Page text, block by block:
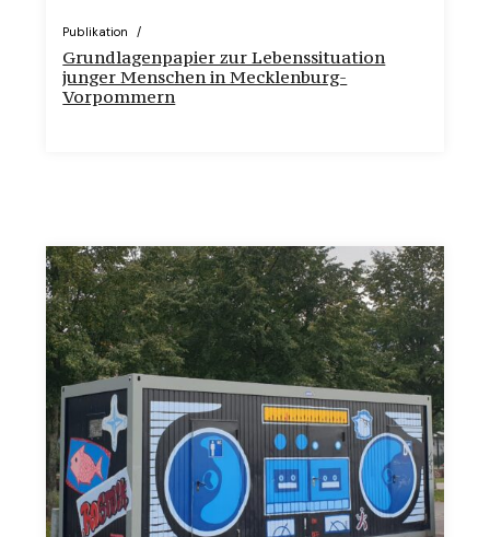
Publikation
Grundlagenpapier zur Lebenssituation
junger Menschen in Mecklenburg-
Vorpommern